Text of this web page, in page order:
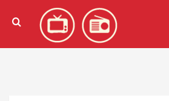
الإنجليزية)